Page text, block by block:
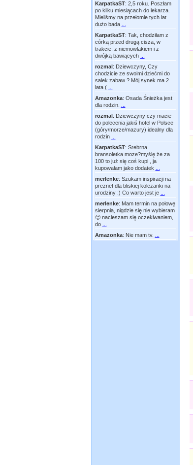
KarpatkaST: 2,5 roku. Poszłam
po kilku miesiącach do lekarza.
Mieliśmy na przełomie tych lat
dużo bada
KarpatkaST: Tak, chodziłam z
córką przed drugą cisza, w
trakcie, z niemowlakiem i z
dwójką bawiących
rozmal: Dziewczyny, Czy
chodzicie ze swoimi dziećmi do
salek zabaw ? Mój synek ma 2
lata (
Amazonka: Osada Śnieżka jest
dla rodzin.
rozmal: Dziewczyny czy macie
do polecenia jakiś hotel w Polsce
(góry/morze/mazury) idealny dla
rodzin
KarpatkaST: Srebrna
bransoletka moze?myślę że za
100 to już się coś kupi , ja
kupowałam jako dodatek
merlenke: Szukam inspiracji na
preznet dla bliskiej koleżanki na
urodziny :) Co warto jest je
merlenke: Mam termin na połowę
sierpnia, nigdzie się nie wybieram
🙂 nacieszam się oczekiwaniem,
do
Amazonka: Nie mam tv.